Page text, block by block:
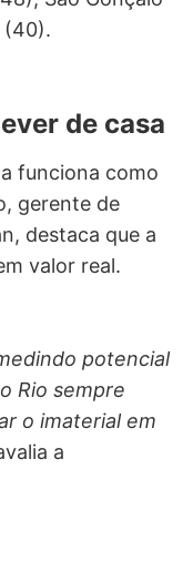
(40).
de casa
funciona como
gerente de
destaca que a
valor real.
potencial
Rio sempre
o imaterial em
a